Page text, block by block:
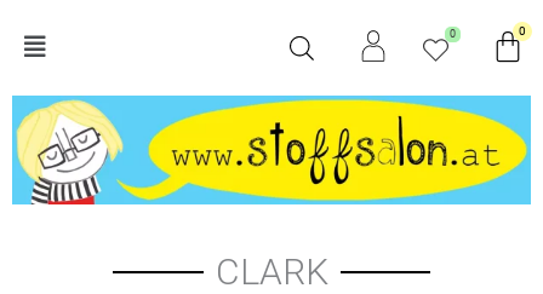
InhaltMain
Menu
0 0
CLARK